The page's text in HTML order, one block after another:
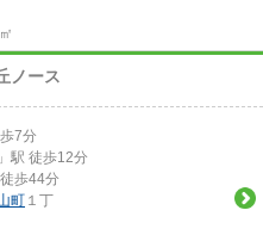
ノース
7分
」駅 徒歩12分
徒歩44分
町 １丁